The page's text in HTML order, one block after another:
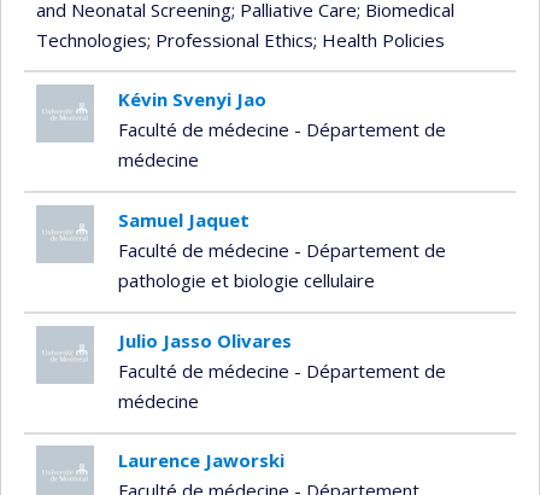
and Neonatal Screening; Palliative Care; Biomedical
Technologies; Professional Ethics; Health Policies
Kévin Svenyi Jao
Faculté de médecine - Département de
médecine
Samuel Jaquet
Faculté de médecine - Département de
pathologie et biologie cellulaire
Julio Jasso Olivares
Faculté de médecine - Département de
médecine
Laurence Jaworski